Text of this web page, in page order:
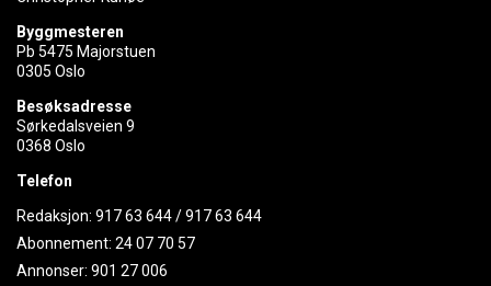
Byggmesteren
Pb 5475 Majorstuen
0305 Oslo
Besøksadresse
Sørkedalsveien 9
0368 Oslo
Telefon
Redaksjon: 917 63 644/917 63 644
Abonnement: 24 07 70 57
Annonser: 901 27 006